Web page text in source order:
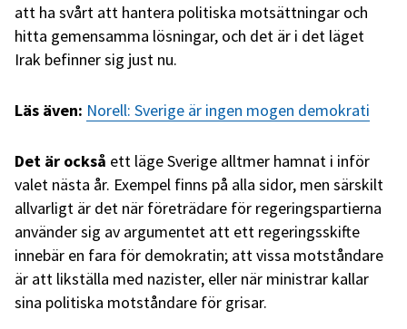
att ha svårt att hantera politiska motsättningar och
hitta gemensamma lösningar, och det är i det läget
Irak befinner sig just nu.
Läs även: Norell: Sverige är ingen mogen demokrati
Det är också ett läge Sverige alltmer hamnat i inför
valet nästa år. Exempel finns på alla sidor, men särskilt
allvarligt är det när företrädare för regeringspartierna
använder sig av argumentet att ett regeringsskifte
innebär en fara för demokratin; att vissa motståndare
är att likställa med nazister, eller när ministrar kallar
sina politiska motståndare för grisar.